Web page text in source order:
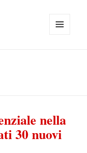
nella
30 nuovi